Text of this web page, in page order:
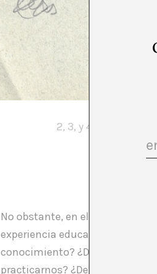
2, 3, y 4. Archivo
5.Archivo
No obstante, en el ámbito
experiencia educativa y el
conocimiento? ¿De dónde
practicarnos? ¿Debemos